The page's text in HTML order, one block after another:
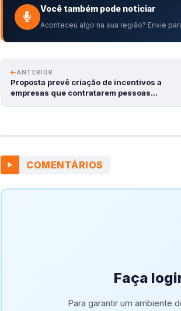
Você também pode noticiar
Aconteceu algo na sua região? Envie
ANTERIOR
Proposta prevê criação de incentivos a
empresas que contratarem pessoas…
COMENTÁRIOS
Faça
Para garantir um ambiente